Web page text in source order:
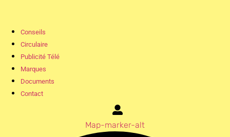
Conseils
Circulaire
Publicité Télé
Marques
Documents
Contact
Map-marker-alt